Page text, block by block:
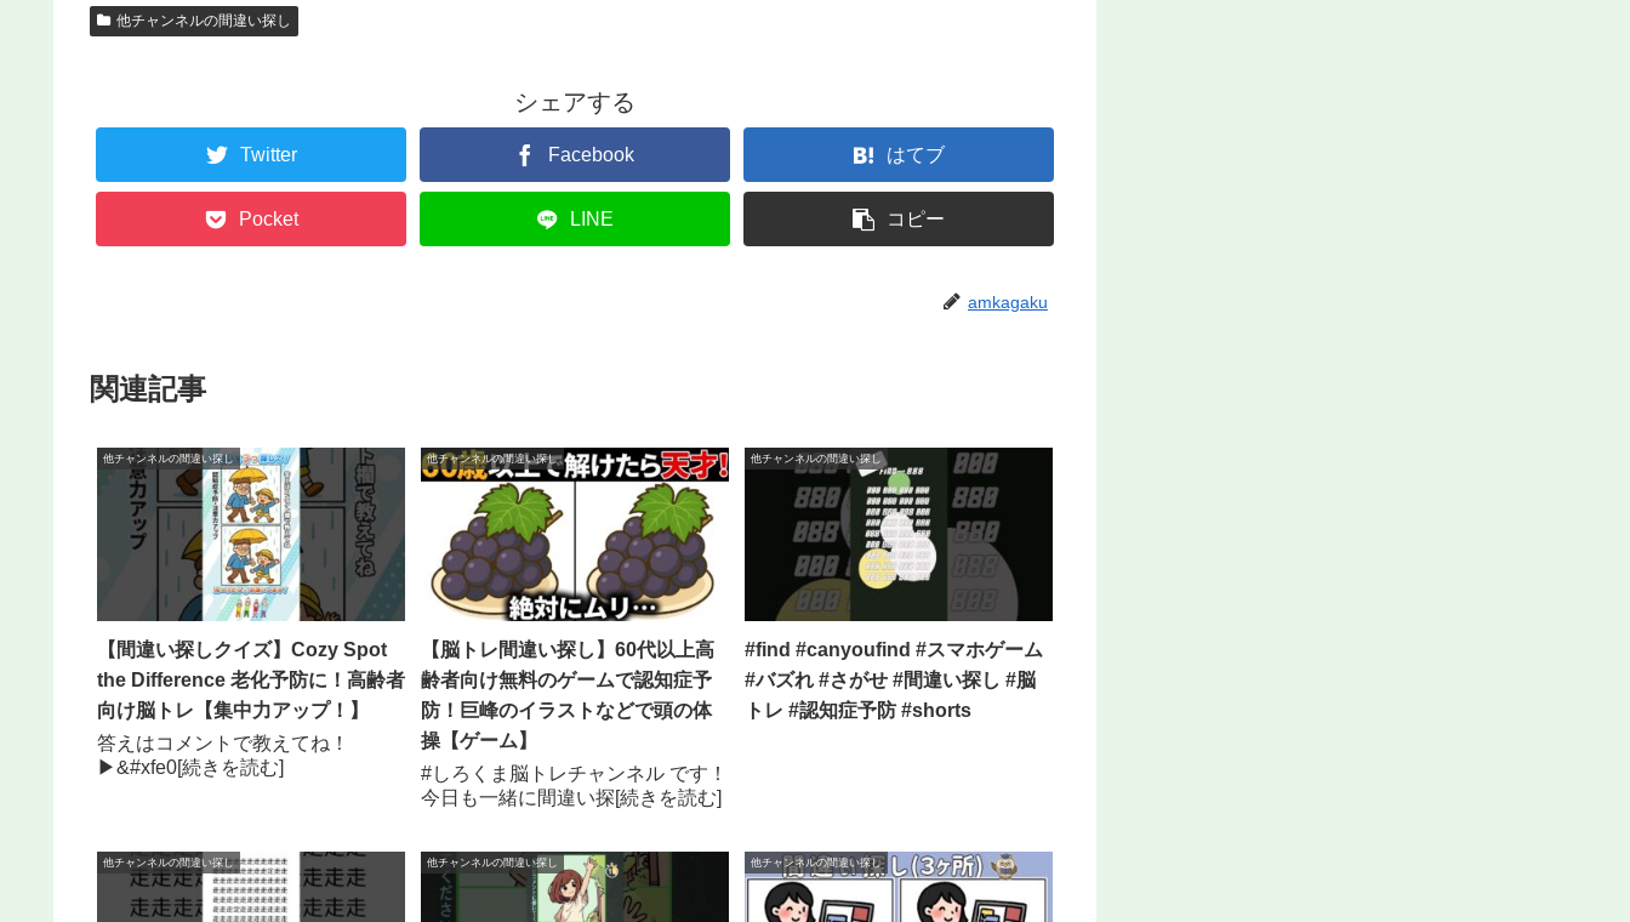
他チャンネルの間違い探し
シェアする
Twitter Facebook はてブ
Pocket LINE コピー
amkagaku
関連記事
他チャンネルの間違い探し
【間違い探しクイズ】Cozy Spot
the Difference 老化予防に！高齢者
向け脳トレ【集中力アップ！】
答えはコメントで教えてね！
▶&#xfe0[続きを読む]
他チャンネルの間違い探し
【脳トレ間違い探し】60代以上高
齢者向け無料のゲームで認知症予
防！巨峰のイラストなどで頭の体
操【ゲーム】
#しろくま脳トレチャンネル です！
今日も一緒に間違い探[続きを読む]
他チャンネルの間違い探し
#find #canyoufind #スマホゲーム
#バズれ #さがせ #間違い探し #脳
トレ #認知症予防 #shorts
他チャンネルの間違い探し 他チャンネルの間違い探し 他チャンネルの間違い探し